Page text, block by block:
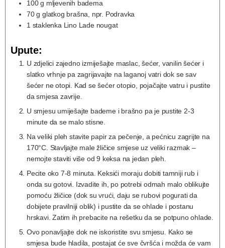
100 g mljevenih badema
70 g glatkog brašna, npr. Podravka
1 staklenka Lino Lade nougat
Upute:
U zdjelici zajedno izmiješajte maslac, šećer, vanilin šećer i
slatko vrhnje pa zagrijavajte na laganoj vatri dok se sav
šećer ne otopi. Kad se šećer otopio, pojačajte vatru i pustite
da smjesa zavrije.
U smjesu umiješajte bademe i brašno pa je pustite 2-3
minute da se malo stisne.
Na veliki pleh stavite papir za pečenje, a pećnicu zagrijte na
170°C. Stavljajte male žličice smjese uz veliki razmak –
nemojte staviti više od 9 keksa na jedan pleh.
Pecite oko 7-8 minuta. Keksići moraju dobiti tamniji rub i
onda su gotovi. Izvadite ih, po potrebi odmah malo oblikujte
pomoću žličice (dok su vrući, daju se rubovi pogurati da
dobijete pravilniji oblik) i pustite da se ohlade i postanu
hrskavi. Zatim ih prebacite na rešetku da se potpuno ohlade.
Ovo ponavljajte dok ne iskoristite svu smjesu. Kako se
smjesa bude hladila, postajat će sve čvršća i možda će vam